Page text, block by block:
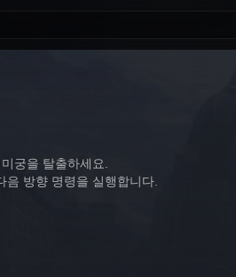
궁을 탈출하세요.
방향 명령을 실행합니다.